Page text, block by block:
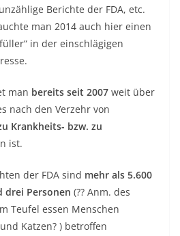
Berichte der FDA, etc.
man 2014 auch hier einen
in der einschlägigen
man bereits seit 2007 weit über
nach den Verzehr von
Krankheits- bzw. zu
ist.
der FDA sind mehr als 5.600
drei Personen (?? Anm. des
Teufel essen Menschen
Katzen? ) betroffen